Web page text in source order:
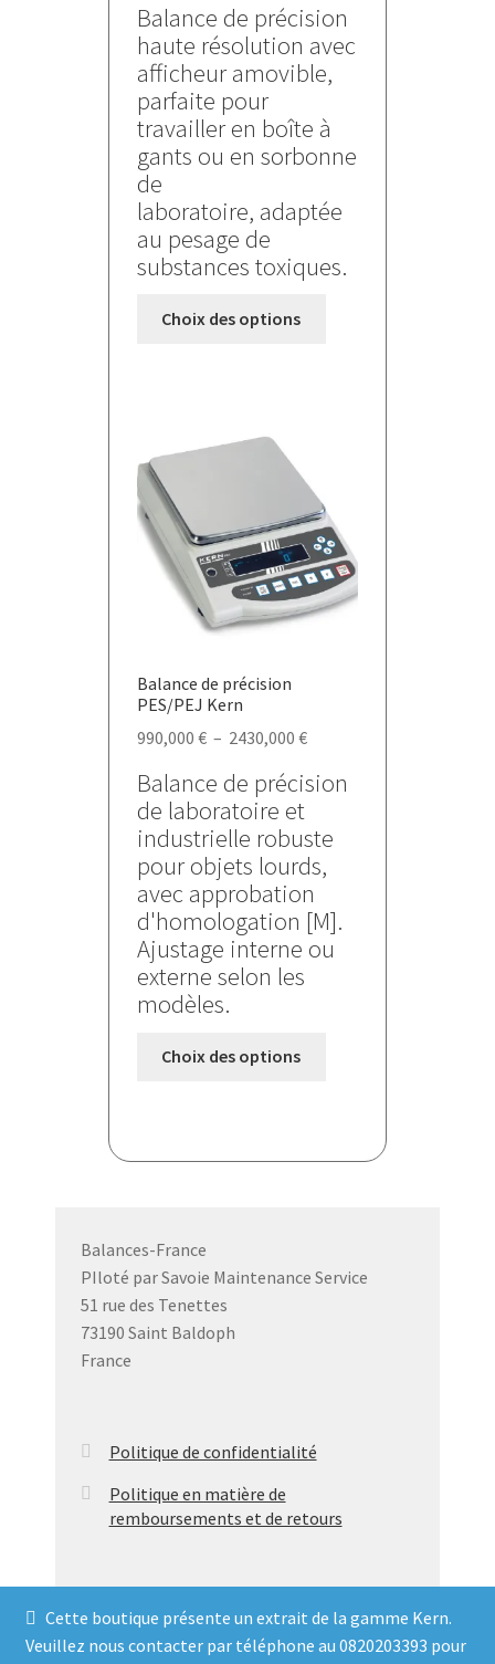
Cette boutique présente un extrait de la gamme Kern.
Veuillez nous contacter par téléphone au 0820203393 pour
prix :
215,000 €
à
Balance de précision
haute résolution avec
afficheur amovible,
parfaite pour
travailler en boîte à
gants ou en sorbonne
de
laboratoire, adaptée
au pesage de
substances toxiques.
Choix des options
être
choisies
sur
la
Balance de précision
PES/PEJ Kern
990,000 € – 2430,000 €Plage
prix :
à
2430,000 €
Balance de précision
de laboratoire et
industrielle robuste
pour objets lourds,
avec approbation
d'homologation [M].
Ajustage interne ou
externe selon les
modèles.
Choix des options
variations.
Balances-France
PIloté par Savoie Maintenance Service
51 rue des Tenettes
73190 Saint Baldoph
France
Politique de confidentialité
Politique en matière de
remboursements et de retours
© Balances France 2026